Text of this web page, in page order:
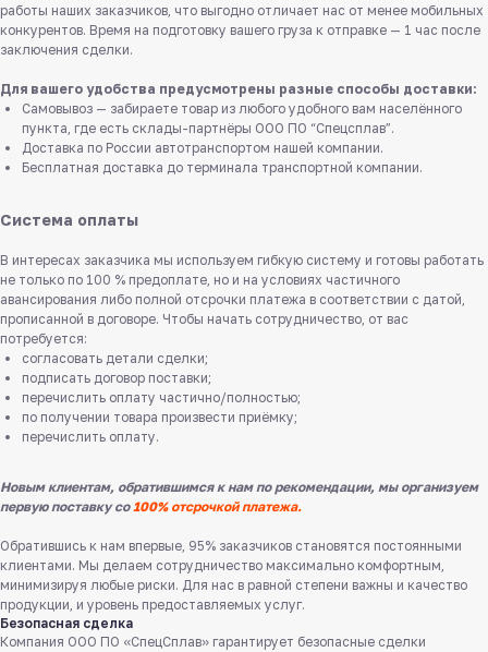
работы наших заказчиков, что выгодно отличает нас от менее мобильных
конкурентов. Время на подготовку вашего груза к отправке — 1 час после
заключения сделки.
Для вашего удобства предусмотрены разные способы доставки:
Самовывоз — забираете товар из любого удобного вам населённого
пункта, где есть склады-партнёры ООО ПО “Спецсплав”.
Доставка по России автотранспортом нашей компании.
Бесплатная доставка до терминала транспортной компании.
Система оплаты
В интересах заказчика мы используем гибкую систему и готовы работать
не только по 100 % предоплате, но и на условиях частичного
авансирования либо полной отсрочки платежа в соответствии с датой,
прописанной в договоре. Чтобы начать сотрудничество, от вас
потребуется:
согласовать детали сделки;
подписать договор поставки;
перечислить оплату частично/полностью;
по получении товара произвести приёмку;
перечислить оплату.
Новым клиентам, обратившимся к нам по рекомендации, мы организуем
первую поставку со100% отсрочкой платежа.
Обратившись к нам впервые, 95% заказчиков становятся постоянными
клиентами. Мы делаем сотрудничество максимально комфортным,
минимизируя любые риски. Для нас в равной степени важны и качество
продукции, и уровень предоставляемых услуг.
Безопасная сделка
Компания ООО ПО «СпецСплав» гарантирует безопасные сделки